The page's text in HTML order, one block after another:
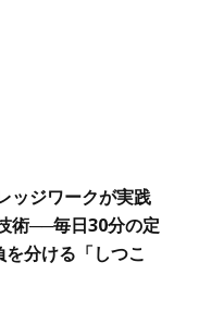
ッジワークが実践
術──毎日30分の定
分ける「しつこ